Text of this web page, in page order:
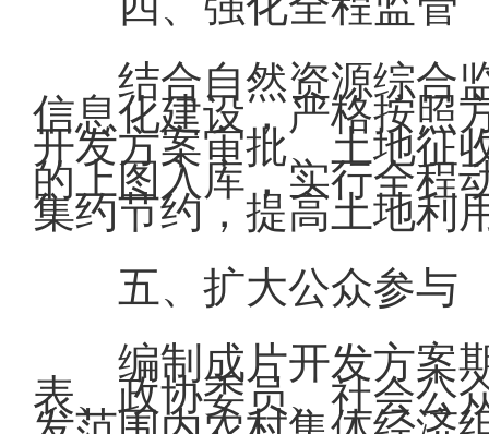
结合自然资源综合
信息化建设，严格按照
开发方案审批、土地征
的上图入库，实行全程
集约节约，提高土地利
五、扩大公众参与
编制成片开发方案
表、政协委员、社会公